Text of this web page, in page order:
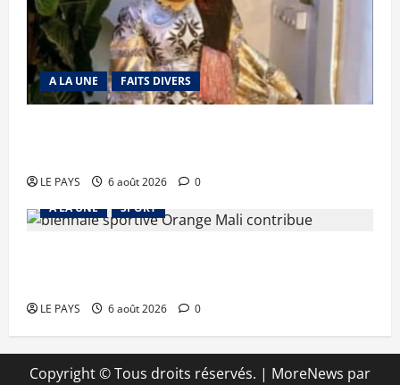
A LA UNE FAITS DIVERS
LE PAYS 6 août 2026
0
A LA UNE
SPORT
LE PAYS 6 août 2026 0
Copyright © Tous droits réservés. | MoreNews par